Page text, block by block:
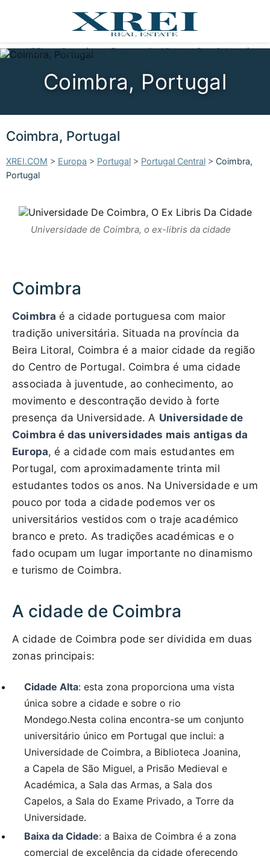
XREI Casas à venda Empreendimentos Viver em Portugal Sobre nós
Coimbra, Portugal
Coimbra, Portugal
XREI.COM > Europa > Portugal > Portugal Central > Coimbra,
Portugal
Universidade de Coimbra, o ex-libris da cidade
Coimbra
Coimbra é a cidade portuguesa com maior
tradição universitária. Situada na província da
Beira Litoral, Coimbra é a maior cidade da região
do Centro de Portugal. Coimbra é uma cidade
associada à juventude, ao conhecimento, ao
movimento e descontração devido à forte
presença da Universidade. A Universidade de
Coimbra é das universidades mais antigas da
Europa, é a cidade com mais estudantes em
Portugal, com aproximadamente trinta mil
estudantes todos os anos. Na Universidade e um
pouco por toda a cidade podemos ver os
universitários vestidos com o traje académico
branco e preto. As tradições académicas e o
fado ocupam um lugar importante no dinamismo
e turismo de Coimbra.
A cidade de Coimbra
A cidade de Coimbra pode ser dividida em duas
zonas principais:
Cidade Alta: esta zona proporciona uma vista
única sobre a cidade e sobre o rio
Mondego.Nesta colina encontra-se um conjunto
universitário único em Portugal que inclui: a
Universidade de Coimbra, a Biblioteca Joanina,
a Capela de São Miguel, a Prisão Medieval e
Académica, a Sala das Armas, a Sala dos
Capelos, a Sala do Exame Privado, a Torre da
Universidade.
Baixa da Cidade: a Baixa de Coimbra é a zona
comercial de excelência da cidade oferecendo